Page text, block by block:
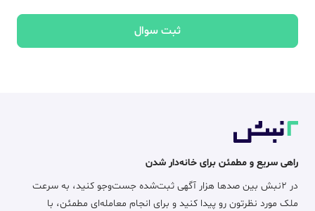
ثبت سوال
راهی سریع و مطمئن برای خانه‌دار شدن
در ۲نبش بین صدها هزار آگهی ثبت‌شده جست‌وجو کنید، به سرعت
ملک مورد نظرتون رو پیدا کنید و برای انجام معامله‌ای مطمئن، با